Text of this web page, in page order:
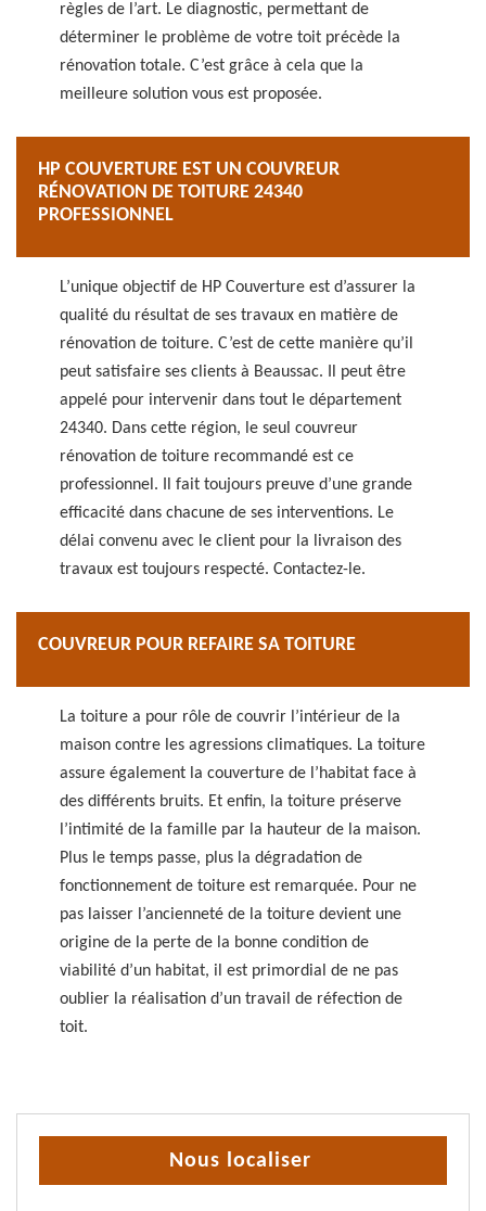
règles de l’art. Le diagnostic, permettant de
déterminer le problème de votre toit précède la
rénovation totale. C’est grâce à cela que la
meilleure solution vous est proposée.
HP COUVERTURE EST UN COUVREUR
RÉNOVATION DE TOITURE 24340
PROFESSIONNEL
L’unique objectif de HP Couverture est d’assurer la
qualité du résultat de ses travaux en matière de
rénovation de toiture. C’est de cette manière qu’il
peut satisfaire ses clients à Beaussac. Il peut être
appelé pour intervenir dans tout le département
24340. Dans cette région, le seul couvreur
rénovation de toiture recommandé est ce
professionnel. Il fait toujours preuve d’une grande
efficacité dans chacune de ses interventions. Le
délai convenu avec le client pour la livraison des
travaux est toujours respecté. Contactez-le.
COUVREUR POUR REFAIRE SA TOITURE
La toiture a pour rôle de couvrir l’intérieur de la
maison contre les agressions climatiques. La toiture
assure également la couverture de l’habitat face à
des différents bruits. Et enfin, la toiture préserve
l’intimité de la famille par la hauteur de la maison.
Plus le temps passe, plus la dégradation de
fonctionnement de toiture est remarquée. Pour ne
pas laisser l’ancienneté de la toiture devient une
origine de la perte de la bonne condition de
viabilité d’un habitat, il est primordial de ne pas
oublier la réalisation d’un travail de réfection de
toit.
Nous localiser